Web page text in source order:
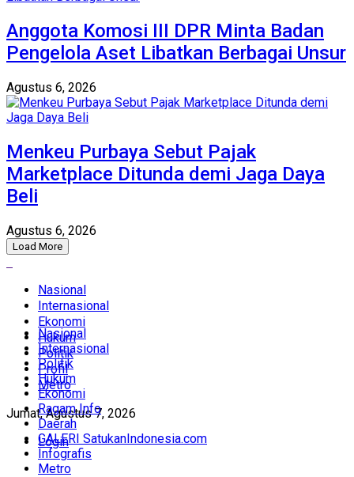
Anggota Komosi III DPR Minta Badan
Pengelola Aset Libatkan Berbagai Unsur
Agustus 6, 2026
Menkeu Purbaya Sebut Pajak
Marketplace Ditunda demi Jaga Daya
Beli
Agustus 6, 2026
Load More
Nasional
Internasional
Ekonomi
Hukum
Politik
Profil
Metro
Jumat, Agustus 7, 2026
Login
Nasional
Internasional
Politik
Hukum
Ekonomi
Ragam Info
Daerah
GALERI SatukanIndonesia.com
Infografis
Metro